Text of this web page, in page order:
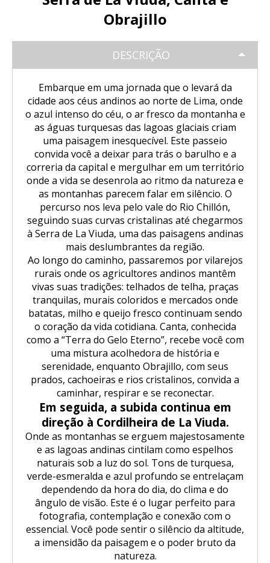
Aventura Inca
balão de ar quente.
Excursão ao Vulcão Chachani (2
dias/1 noite): Aventura em Alta
Excursão ao Cânion do Colca com
Conexão Taquile 3D/2N
Excursão Puno – Copacabana – Ilha
Excursão Sillustani Chullpas saindo
de Puno
Passeio pela Ilha dos Uros,
Amantaní e Taquile
Tour Salar de Uyuni de Bicicleta
Tour Salar de Uyuni 2 Dias / 1 Noite
Tour Salar de Uyuni 2 Dias / 1 Noite
Tour Salar de Uyuni 3 Dias / 2
Noites
Natureza, cultura viva
Trilha Salkantay 4D | Rota Ancestral
para Machu Picchu
Trilha Salkantay 3D | Alta
montanha e selva – Machu Picchu
Huchuy Qosqo Trek 3D/2N | Machu
Picchu
Tour Machu Picchu, Montanha das
Cores e Lagoa Humantay 3 dias
SALKANTAY
Trilha Salkantay 5D Machu Picchu |
Natureza, cultura viva
Trilha Salkantay 4D | Rota Ancestral
para Machu Picchu
Trilha Salkantay 2D | Caminhada na
montanha
Trilha Salkantay 3D | Alta
montanha e selva – Machu Picchu
PACOTES TURÍSTICOS
Saindo de Cusco
CONTACTANOS
Obrajillo
DESCRIÇÃO
Embarque em uma jornada que o levará da
cidade aos céus andinos ao norte de Lima, onde
o azul intenso do céu, o ar fresco da montanha e
as águas turquesas das lagoas glaciais criam
uma paisagem inesquecível. Este passeio
convida você a deixar para trás o barulho e a
correria da capital e mergulhar em um território
onde a vida se desenrola ao ritmo da natureza e
as montanhas parecem falar em silêncio. O
percurso nos leva pelo vale do Rio Chillón,
seguindo suas curvas cristalinas até chegarmos
à Serra de La Viuda, uma das paisagens andinas
mais deslumbrantes da região.
Ao longo do caminho, passaremos por vilarejos
rurais onde os agricultores andinos mantêm
vivas suas tradições: telhados de telha, praças
tranquilas, murais coloridos e mercados onde
batatas, milho e queijo fresco continuam sendo
o coração da vida cotidiana. Canta, conhecida
como a “Terra do Gelo Eterno”, recebe você com
uma mistura acolhedora de história e
serenidade, enquanto Obrajillo, com seus
prados, cachoeiras e rios cristalinos, convida a
caminhar, respirar e se reconectar.
Em seguida, a subida continua em
direção à Cordilheira de La Viuda.
Onde as montanhas se erguem majestosamente
e as lagoas andinas cintilam como espelhos
naturais sob a luz do sol. Tons de turquesa,
verde-esmeralda e azul profundo se entrelaçam
dependendo da hora do dia, do clima e do
ângulo de visão. Este é o lugar perfeito para
fotografia, contemplação e conexão com o
essencial. Você pode sentir o silêncio da altitude,
a imensidão da paisagem e o poder bruto da
natureza.